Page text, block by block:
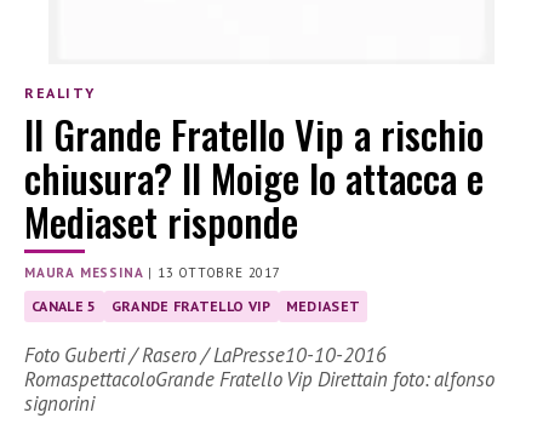
REALITY
Il Grande Fratello Vip a rischio
chiusura? Il Moige lo attacca e
Mediaset risponde
MAURA MESSINA | 13 OTTOBRE 2017
CANALE 5 GRANDE FRATELLO VIP MEDIASET
Foto Guberti / Rasero / LaPresse10-10-2016
RomaspettacoloGrande Fratello Vip Direttain foto: alfonso
signorini